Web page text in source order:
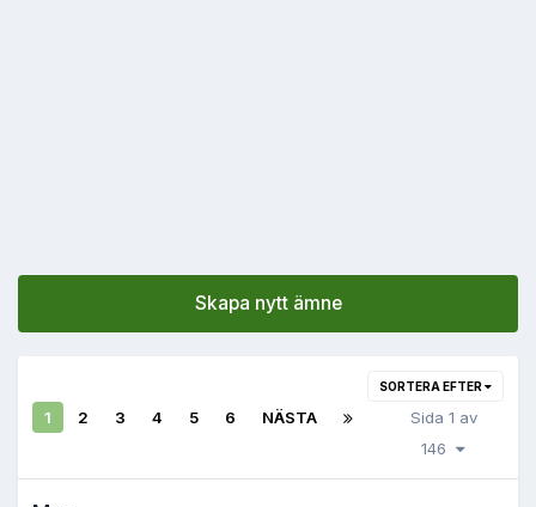
Skapa nytt ämne
SORTERA EFTER
1 2 3 4 5 6 NÄSTA
Sida 1 av
146